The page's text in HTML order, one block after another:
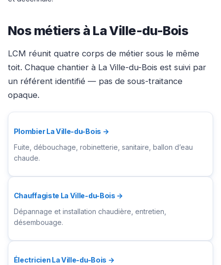
Nos métiers à La Ville-du-Bois
LCM réunit quatre corps de métier sous le même
toit. Chaque chantier à La Ville-du-Bois est suivi par
un référent identifié — pas de sous-traitance
opaque.
Plombier La Ville-du-Bois →
Fuite, débouchage, robinetterie, sanitaire, ballon d’eau
chaude.
Chauffagiste La Ville-du-Bois →
Dépannage et installation chaudière, entretien,
désembouage.
Électricien La Ville-du-Bois →